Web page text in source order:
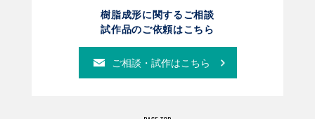
樹脂成形に関するご相談
試作品のご依頼はこちら
ご相談・試作はこちら